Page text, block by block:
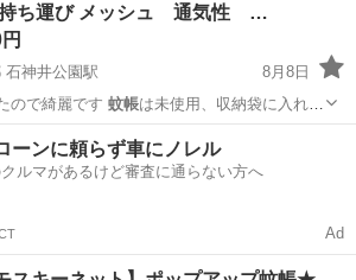
ち運び メッシュ 通気性 …
石神井公園駅
8月8日
ので綺麗です 蚊帳は未使用、収納袋に入れて
井公園駅 ベビー用品
ーンに頼らず車にノレル
ルマがあるけど審査に通らない方へ
Ad